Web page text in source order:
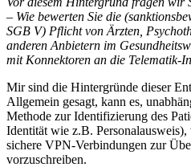
– Wie bewerten Sie die
SGB V) Pflicht von Ärzten,
anderen Anbietern im
mit Konnektoren an die Telematik-
Mir sind die Hintergründe dieser
Allgemein gesagt, kann es,
Methode zur Identifizierung des
Identität wie z.B.
sichere VPN-Verbindungen zur
vorzuschreiben.